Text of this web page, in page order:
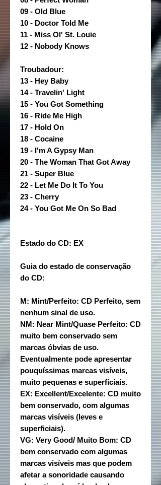
09 - Old Blue
10 - Doctor Told Me
11 - Miss Ol' St. Louie
12 - Nobody Knows
Troubadour:
13 - Hey Baby
14 - Travelin' Light
15 - You Got Something
16 - Ride Me High
17 - Hold On
18 - Cocaine
19 - I'm A Gypsy Man
20 - The Woman That Got Away
21 - Super Blue
22 - Let Me Do It To You
23 - Cherry
24 - You Got Me On So Bad
Estado do CD: EX
Guia do estado de conservação
do CD:
M: Mint/Perfeito: CD Perfeito, sem
nenhum sinal de uso.
NM: Near Mint/Quase Perfeito: CD
muito bem conservado sem
marcas óbvias de uso.
Eventualmente pode apresentar
pouquíssimas marcas visíveis,
muito pequenas e superficiais.
EX: Excellent/Excelente: CD muito
bem conservado, com algumas
marcas visíveis (leves e
superficiais).
VG: Very Good/ Muito Bom: CD
bem conservado com algumas
marcas visíveis mas que podem
afetar a sonoridade causando